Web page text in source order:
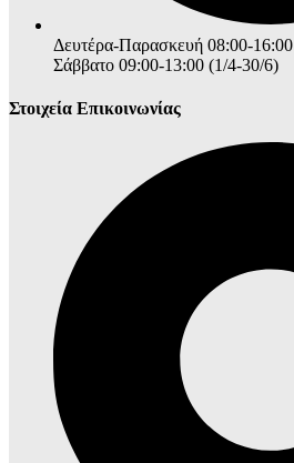
Δευτέρα-Παρασκευή 08:00-16:00
Σάββατο 09:00-13:00 (1/4-30/6)
Στοιχεία Επικοινωνίας